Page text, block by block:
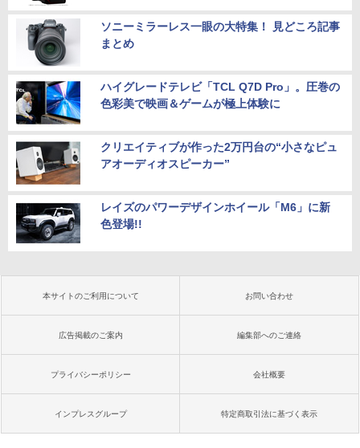
ソニーミラーレス一眼の大特集！ 見どころ記事
まとめ
ハイグレードテレビ「TCL Q7D Pro」。圧巻の
色彩美で映画＆ゲームが極上体験に
クリエイティブが作った2万円台の“小さなピュ
アオーディオスピーカー”
レイズのパワーデザインホイール「M6」に新
色登場!!
本サイトのご利用について お問い合わせ
広告掲載のご案内 編集部へのご連絡
プライバシーポリシー 会社概要
インプレスグループ 特定商取引法に基づく表示